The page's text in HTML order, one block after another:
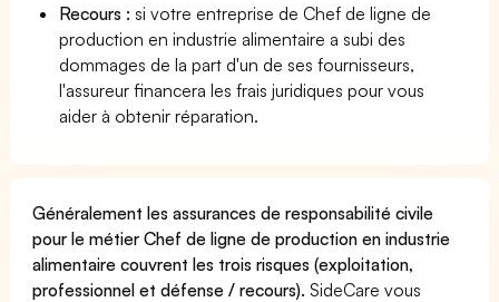
Recours : si votre entreprise de Chef de ligne de
production en industrie alimentaire a subi des
dommages de la part d'un de ses fournisseurs,
l'assureur financera les frais juridiques pour vous
aider à obtenir réparation.
Généralement les assurances de responsabilité civile
pour le métier Chef de ligne de production en industrie
alimentaire couvrent les trois risques (exploitation,
professionnel et défense / recours). SideCare vous